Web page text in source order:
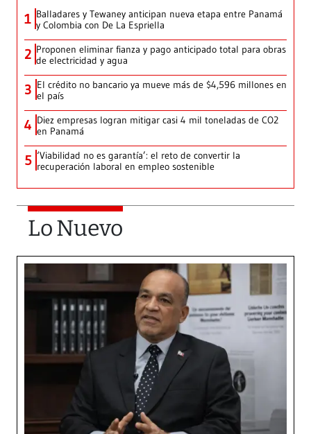
1 Balladares y Tewaney anticipan nueva etapa entre Panamá
y Colombia con De La Espriella
2 Proponen eliminar fianza y pago anticipado total para obras
de electricidad y agua
3 El crédito no bancario ya mueve más de $4,596 millones en
el país
4 Diez empresas logran mitigar casi 4 mil toneladas de CO2
en Panamá
5 ‘Viabilidad no es garantía’: el reto de convertir la
recuperación laboral en empleo sostenible
Lo Nuevo